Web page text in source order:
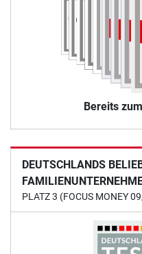
Bereits
DEUTSCHLANDS
PLATZ 3 (FOCUS MONEY